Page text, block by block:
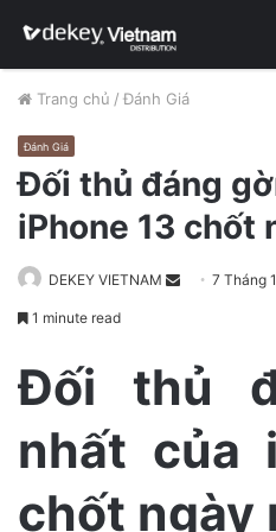
Trang chủ / Đánh Giá
Đánh Giá
Đối thủ đáng
iPhone 13 chốt
DEKEY VIETNAM
a
a
7 Tháng
1 minute read
Đối thủ
nhất của
chốt ngày